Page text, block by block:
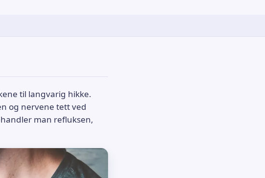
til langvarig hikke.
og nervene tett ved
man refluksen,